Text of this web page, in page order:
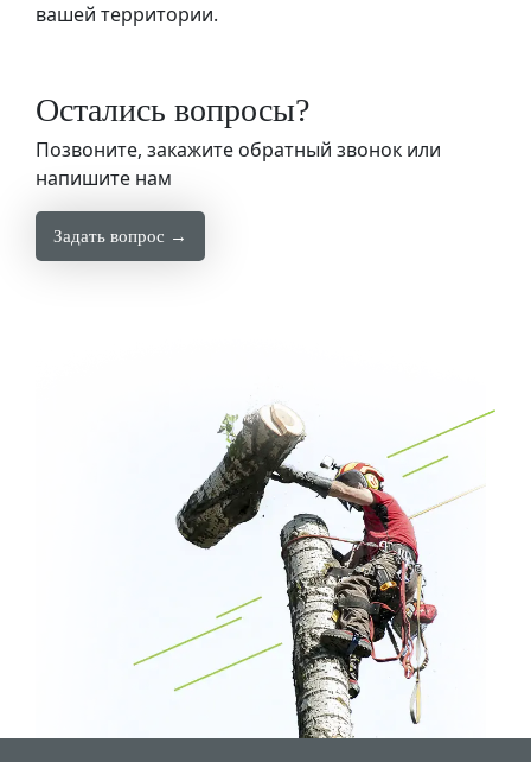
вашей территории.
Остались вопросы?
Позвоните, закажите обратный звонок или
напишите нам
Задать вопрос →